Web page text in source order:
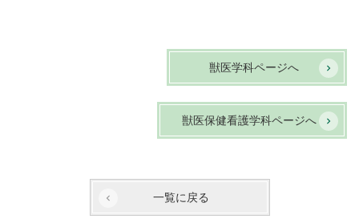
獣医学科ページへ
獣医保健看護学科ページへ
一覧に戻る